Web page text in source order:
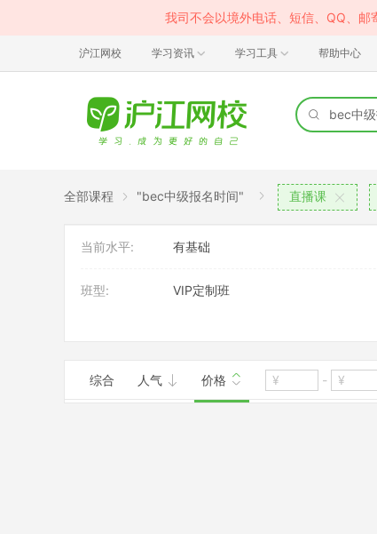
我司不会以境外电话、短信、QQ、邮
沪江网校 学习资讯 学习工具 帮助中心
全部课程 "bec中级报名时间" 直播课
当前水平: 有基础
班型: VIP定制班
综合 人气 价格 -